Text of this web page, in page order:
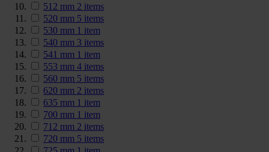
512 mm 2 items
520 mm 5 items
530 mm 1 item
540 mm 3 items
541 mm 1 item
553 mm 4 items
560 mm 5 items
620 mm 2 items
635 mm 1 item
700 mm 1 item
712 mm 2 items
720 mm 5 items